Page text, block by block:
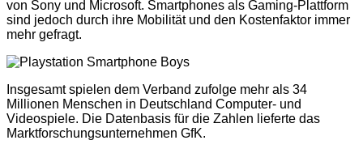
von Sony und Microsoft. Smartphones als Gaming-Plattform
sind jedoch durch ihre Mobilität und den Kostenfaktor immer
mehr gefragt.
Insgesamt spielen dem Verband zufolge mehr als 34
Millionen Menschen in Deutschland Computer- und
Videospiele. Die Datenbasis für die Zahlen lieferte das
Marktforschungsunternehmen GfK.